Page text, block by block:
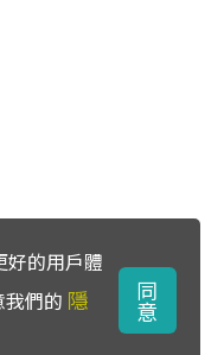
的用戶體
們的 隱
同
意